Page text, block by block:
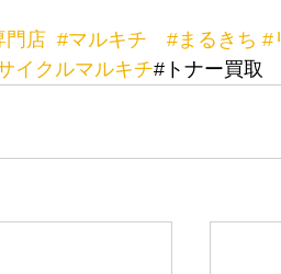
門店 #マルキチ #まるきち #
イクルマルキチ#トナー買取